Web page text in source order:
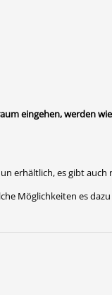
eingehen, werden
erhältlich, es gibt auch
Möglichkeiten es